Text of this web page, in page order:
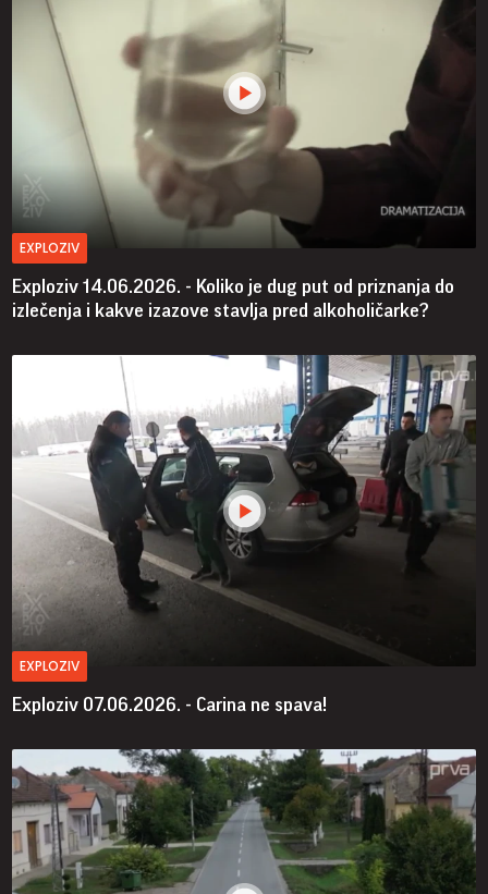
EXPLOZIV
Exploziv 14.06.2026. - Koliko je dug put od priznanja do
izlečenja i kakve izazove stavlja pred alkoholičarke?
EXPLOZIV
Exploziv 07.06.2026. - Carina ne spava!